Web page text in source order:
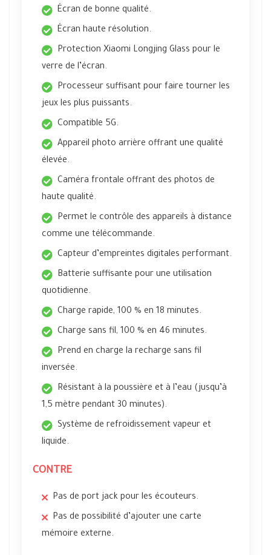
Écran de bonne qualité.
Écran haute résolution.
Protection Xiaomi Longjing Glass pour le
verre de l’écran.
Processeur suffisant pour faire tourner les
jeux les plus puissants.
Compatible 5G.
Appareil photo arrière offrant une qualité
élevée.
Caméra frontale offrant des photos de
haute qualité.
Permet le contrôle des appareils à distance
comme une télécommande.
Capteur d’empreintes digitales performant.
Batterie suffisante pour une utilisation
quotidienne.
Charge rapide, 100 % en 18 minutes.
Charge sans fil, 100 % en 46 minutes.
Prend en charge la recharge sans fil
inversée.
Résistant à la poussière et à l’eau (jusqu’à
1,5 mètre pendant 30 minutes).
Système de refroidissement vapeur et
liquide.
CONTRE
Pas de port jack pour les écouteurs.
Pas de possibilité d’ajouter une carte
mémoire externe.